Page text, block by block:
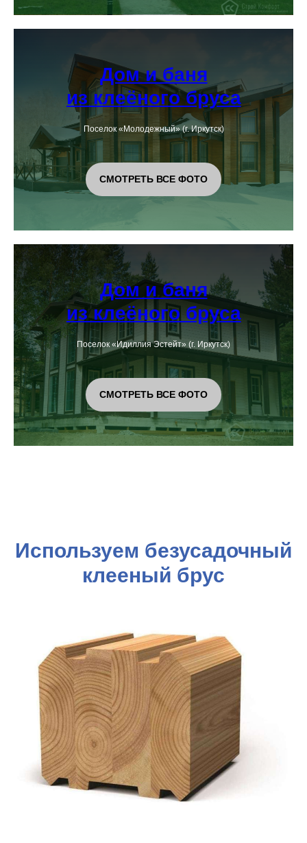
Дом и баня
из клеёного бруса
Поселок «Молодежный» (г. Иркутск)
СМОТРЕТЬ ВСЕ ФОТО
Дом и баня
из клеёного бруса
Поселок «Идиллия Эстейт» (г. Иркутск)
СМОТРЕТЬ ВСЕ ФОТО
Используем безусадочный
клееный брус